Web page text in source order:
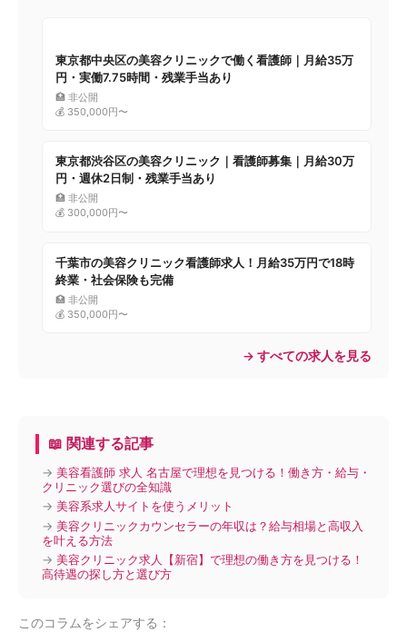
東京都中央区の美容クリニックで働く看護師｜月給35万
円・実働7.75時間・残業手当あり
🏥 非公開
💰 350,000円〜
東京都渋谷区の美容クリニック｜看護師募集｜月給30万
円・週休2日制・残業手当あり
🏥 非公開
💰 300,000円〜
千葉市の美容クリニック看護師求人！月給35万円で18時
終業・社会保険も完備
🏥 非公開
💰 350,000円〜
→ すべての求人を見る
📖 関連する記事
→ 美容看護師 求人 名古屋で理想を見つける！働き方・給与・
クリニック選びの全知識
→ 美容系求人サイトを使うメリット
→ 美容クリニックカウンセラーの年収は？給与相場と高収入
を叶える方法
→ 美容クリニック求人【新宿】で理想の働き方を見つける！
高待遇の探し方と選び方
このコラムをシェアする：